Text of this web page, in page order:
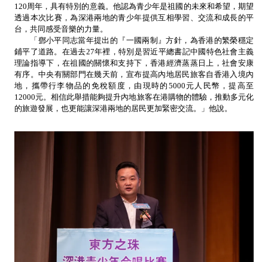
120周年，具有特別的意義。他認為青少年是祖國的未來和希望，期望
透過本次比賽，為深港兩地的青少年提供互相學習、交流和成長的平
台，共同感受音樂的力量。
「鄧小平同志當年提出的『一國兩制』方針，為香港的繁榮穩定
鋪平了道路。在過去27年裡，特別是習近平總書記中國特色社會主義
理論指導下，在祖國的關懷和支持下，香港經濟蒸蒸日上，社會安康
有序。中央有關部門在幾天前，宣布提高內地居民旅客自香港入境內
地，攜帶行李物品的免稅額度，由現時的5000元人民幣，提高至
12000元。相信此舉措能夠提升內地旅客在港購物的體驗，推動多元化
的旅遊發展，也更能讓深港兩地的居民更加緊密交流。」他說。